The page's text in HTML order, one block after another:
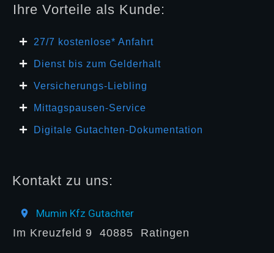
Ihre Vorteile als Kunde:
27/7 kosten lose* Anfahrt
Dienst bis zum Gelderhalt
Versicherungs-Liebling
Mittagspausen-Service
Digitale Gutachten-Dokumentation
Kontakt zu uns:
Mumin Kfz Gutachter
Im Kreuzfeld 9 40885 Ratingen